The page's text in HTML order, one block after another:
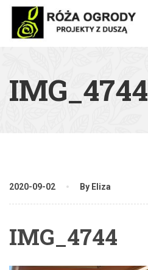
IMG_4744
2020-09-02 By Eliza
IMG_4744